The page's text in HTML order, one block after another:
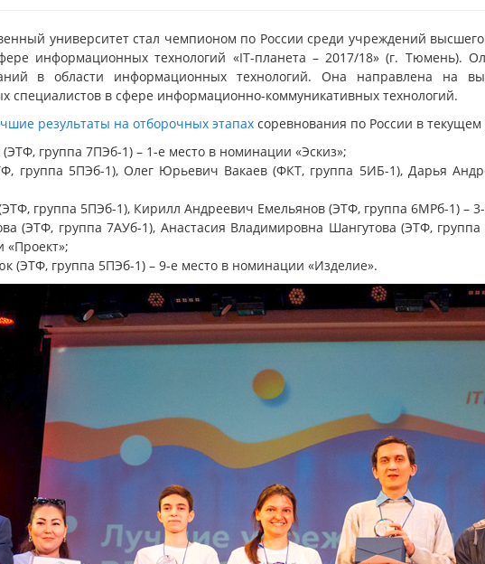
университет стал чемпионом по России среди учреждений
информационных технологий «IT-планета – 2017/18» (г. Тюмень).
в области информационных технологий. Она направлена на
специалистов в сфере информационно-коммуникативных технологий.
результаты на отборочных этапах соревнования по России в
группа 7ПЭб-1) – 1-е место в номинации «Эскиз»;
группа 5ПЭб-1), Олег Юрьевич Вакаев (ФКТ, группа 5ИБ-1), Дарья
группа 5ПЭб-1), Кирилл Андреевич Емельянов (ЭТФ, группа 6МРб-1) –
(ЭТФ, группа 7АУб-1), Анастасия Владимировна Шангутова (ЭТФ,
«Проект»;
(ЭТФ, группа 5ПЭб-1) – 9-е место в номинации «Изделие».